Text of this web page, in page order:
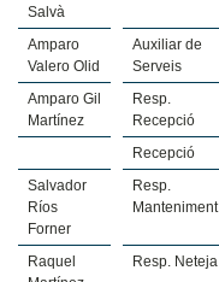
Salvà
Amparo
Valero Olid
Auxiliar de
Serveis
Amparo Gil
Martínez
Resp.
Recepció
Recepció
Salvador
Ríos
Forner
Resp.
Manteniment
Raquel
Resp. Neteja